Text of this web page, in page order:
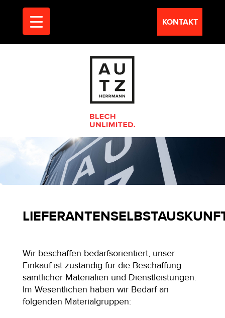
KONTAKT
Wir beschaffen bedarfsorientiert, unser
Einkauf ist zuständig für die Beschaffung
sämtlicher Materialien und Dienstleistungen.
Im Wesentlichen haben wir Bedarf an
folgenden Materialgruppen: